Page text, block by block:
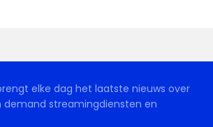
elke dag het laatste nieuws over
demand streamingdiensten en